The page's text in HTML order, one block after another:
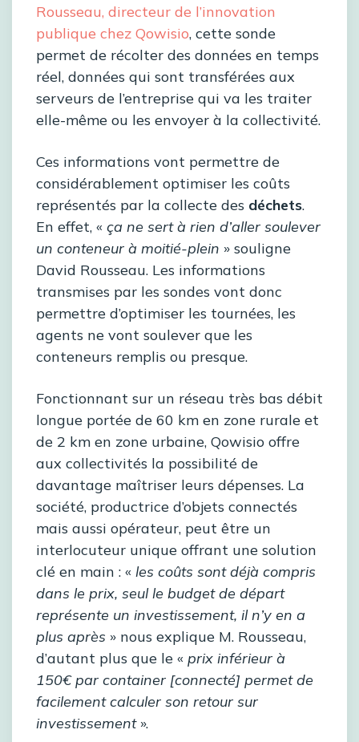
Rousseau, directeur de l’innovation
publique chez Qowisio, cette sonde
permet de récolter des données en temps
réel, données qui sont transférées aux
serveurs de l’entreprise qui va les traiter
elle-même ou les envoyer à la collectivité.
Ces informations vont permettre de
considérablement optimiser les coûts
représentés par la collecte des déchets.
En effet, « ça ne sert à rien d’aller soulever
un conteneur à moitié-plein » souligne
David Rousseau. Les informations
transmises par les sondes vont donc
permettre d’optimiser les tournées, les
agents ne vont soulever que les
conteneurs remplis ou presque.
Fonctionnant sur un réseau très bas débit
longue portée de 60 km en zone rurale et
de 2 km en zone urbaine, Qowisio offre
aux collectivités la possibilité de
davantage maîtriser leurs dépenses. La
société, productrice d’objets connectés
mais aussi opérateur, peut être un
interlocuteur unique offrant une solution
clé en main : « les coûts sont déjà compris
dans le prix, seul le budget de départ
représente un investissement, il n’y en a
plus après » nous explique M. Rousseau,
d’autant plus que le « prix inférieur à
150€ par container [connecté] permet de
facilement calculer son retour sur
investissement».